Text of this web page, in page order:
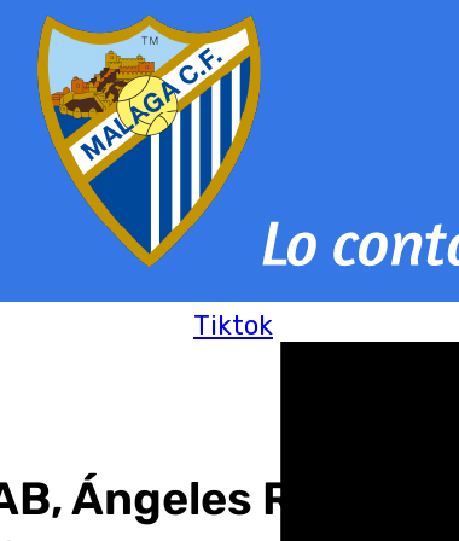
Tiktok
Ángeles Rozas